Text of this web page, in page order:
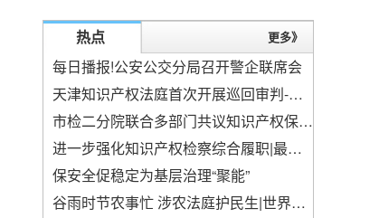
热点 更多》
每日播报!公安公交分局召开警企联席会
天津知识产权法庭首次开展巡回审判-焦点热门
市检二分院联合多部门共议知识产权保护 世界观焦点
进一步强化知识产权检察综合履职|最新资讯
保安全促稳定为基层治理“聚能”
谷雨时节农事忙 涉农法庭护民生|世界今头条